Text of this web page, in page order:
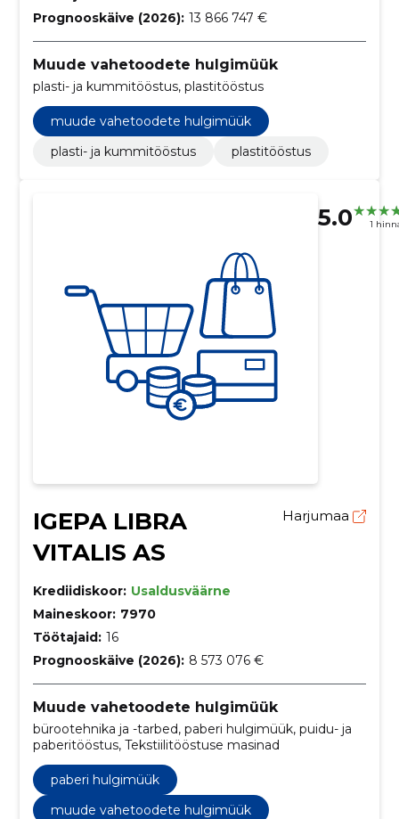
Prognooskäive (2026): 13 866 747 €
Muude vahetoodete hulgimüük
plasti- ja kummitööstus, plastitööstus
muude vahetoodete hulgimüük
plasti- ja kummitööstus
plastitööstus
5.0 1
IGEPA LIBRA
VITALIS AS
Harjumaa
Krediidiskoor: Usaldusväärne
Maineskoor: 7970
Töötajaid: 16
Prognooskäive (2026): 8 573 076 €
Muude vahetoodete hulgimüük
bürootehnika ja -tarbed, paberi hulgimüük, puidu- ja
paberitööstus, Tekstiilitööstuse masinad
paberi hulgimüük
muude vahetoodete hulgimüük